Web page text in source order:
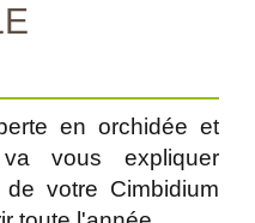
en orchidée et
vous expliquer
votre Cimbidium